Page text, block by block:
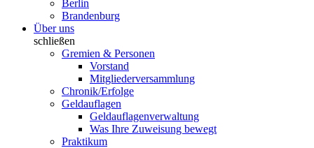
Berlin
Brandenburg
Über uns
schließen
Gremien & Personen
Vorstand
Mitgliederversammlung
Chronik/Erfolge
Geldauflagen
Geldauflagenverwaltung
Was Ihre Zuweisung bewegt
Praktikum